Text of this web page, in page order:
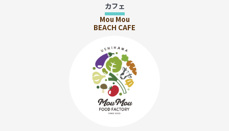
カフェ
Mou Mou
BEACH CAFE